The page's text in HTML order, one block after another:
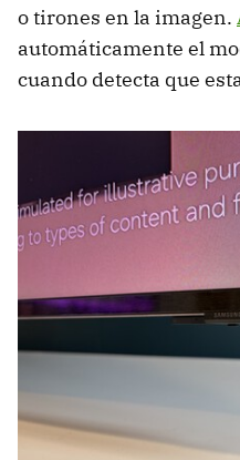
o tirones en la imagen.
automáticamente el
cuando detecta que